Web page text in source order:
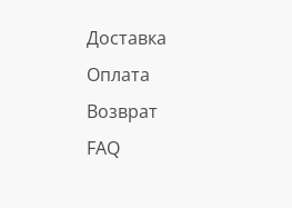
Доставка
Оплата
Возврат
FAQ